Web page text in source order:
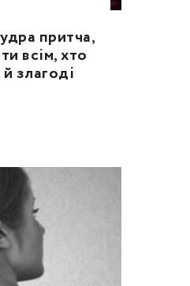
притча,
всім, хто
злагоді